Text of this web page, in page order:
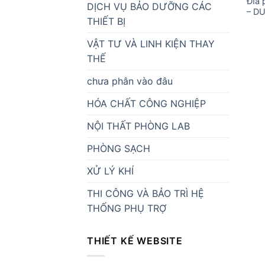
DỊCH VỤ BẢO DƯỠNG CÁC
THIẾT BỊ
VẬT TƯ VÀ LINH KIỆN THAY
THẾ
chưa phân vào đâu
HÓA CHẤT CÔNG NGHIỆP
NỘI THẤT PHÒNG LAB
PHÒNG SẠCH
XỬ LÝ KHÍ
THI CÔNG VÀ BẢO TRÌ HỆ
THỐNG PHỤ TRỢ
THIẾT KẾ WEBSITE
–